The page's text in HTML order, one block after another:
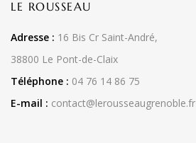
LE ROUSSEAU
Adresse : 16 Bis Cr Saint-André,
38800 Le Pont-de-Claix
Téléphone : 04 76 14 86 75
E-mail : contact@lerousseaugrenoble.fr